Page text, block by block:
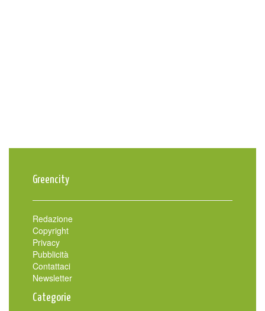
Greencity
Redazione
Copyright
Privacy
Pubblicità
Contattaci
Newsletter
Categorie